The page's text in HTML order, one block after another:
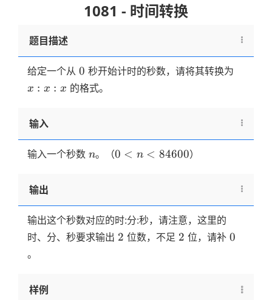
1081 - 时间转换
题目描述
给定一个从 0
0 秒开始计时的秒数，请将其转换为
x : x : x 的格式。
输入
输入一个秒数 n
n。（0 < n
0 < n < 84600）
输出
输出这个秒数对应的时:分:秒，请注意，这里的
时、分、秒要求输出 2
2 位数，不足 2
2 位，请补 0
0
。
样例